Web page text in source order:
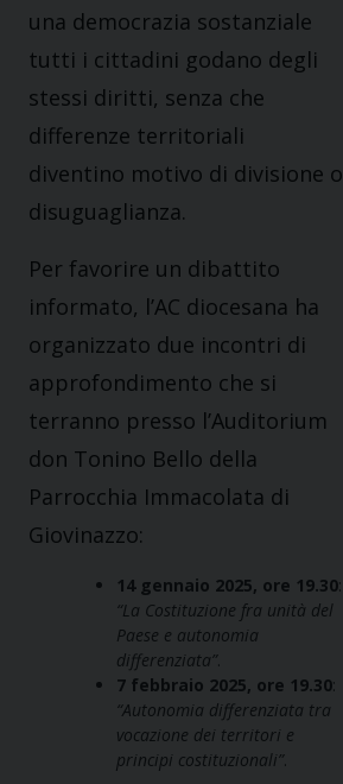
una democrazia sostanziale
tutti i cittadini godano degli
stessi diritti, senza che
differenze territoriali
diventino motivo di divisione o
disuguaglianza.
Per favorire un dibattito
informato, l’AC diocesana ha
organizzato due incontri di
approfondimento che si
terranno presso l’Auditorium
don Tonino Bello della
Parrocchia Immacolata di
Giovinazzo:
14 gennaio 2025, ore 19.30:
“La Costituzione fra unità del
Paese e autonomia
differenziata”.
7 febbraio 2025, ore 19.30:
“Autonomia differenziata tra
vocazione dei territori e
principi costituzionali”.